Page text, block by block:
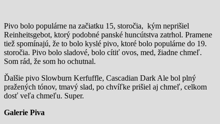
Pivo bolo populárne na začiatku 15, storočia, kým neprišiel
Reinheitsgebot, ktorý podobné panské huncútstva zatrhol. Pramene
tiež spomínajú, že to bolo kyslé pivo, ktoré bolo populárne do 19.
storočia. Pivo bolo sladové, bolo cítiť ovos, med, žiadne chmeľ.
Som rád, že som ho ochutnal.
Ďalšie pivo Slowburn Kerfuffle, Cascadian Dark Ale bol plný
pražených tónov, tmavý slad, po chvíľke prišiel aj chmeľ, celkom
dosť veľa chmeľu. Super.
Galerie Piva